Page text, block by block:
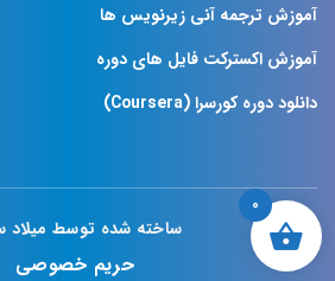
0
آموزش ترجمه آنی زیرنویس ها
آموزش اکسترکت فایل های دوره
دانلود دوره کورسرا (Coursera)
ساخته شده توسط میلاد
حریم خصوصی